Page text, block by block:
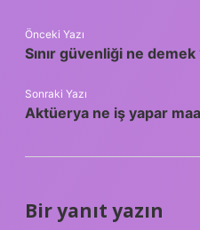
Önceki Yazı
Sınır güvenliği ne demek
Sonraki Yazı
Aktüerya ne iş yapar
Bir yanıt yazın